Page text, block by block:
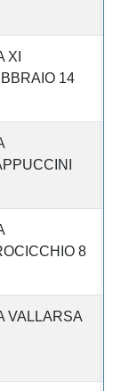
XI
14
8
VALLARSA